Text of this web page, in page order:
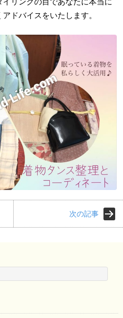
ドバイスをいたします。
次の記事